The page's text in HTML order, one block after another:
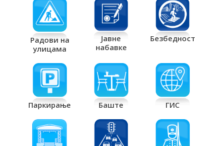
Радови на
улицама
Јавне
набавке
Безбедност
Паркирање Баште ГИС